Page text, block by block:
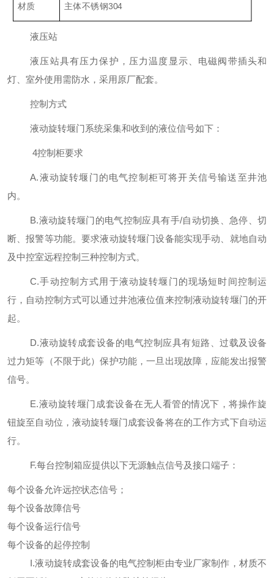
材质 主体不锈钢304
液压站
液压站具有压力保护，压力温度显示、电磁阀带插头和
灯、室外使用需防水，采用原厂配套。
控制方式
液动旋转堰门系统采集和收到的液位信号如下：
4控制柜要求
A.液动旋转堰门的电气控制柜可将开关信号输送至井池
内。
B.液动旋转堰门的电气控制应具有手/自动切换、急停、切
断、报警等功能。要求液动旋转堰门设备能实现手动、就地自动
及中控室远程控制三种控制方式。
C.手动控制方式用于液动旋转堰门的现场短时间控制运
行，自动控制方式可以通过井池液位值来控制液动旋转堰门的开
起。
D.液动旋转成套设备的电气控制应具有短路、过载及设备
过力矩等（不限于此）保护功能，一旦出现故障，应能发出报警
信号。
E.液动旋转堰门成套设备在无人看管的情况下，将操作旋
钮旋至自动位，液动旋转堰门成套设备将在的工作方式下自动运
行。
F.每台控制箱应提供以下无源触点信号及接口端子：
每个设备允许远控状态信号；
每个设备故障信号
每个设备运行信号
每个设备的起停控制
I.液动旋转成套设备的电气控制柜由专业厂家制作，材质不